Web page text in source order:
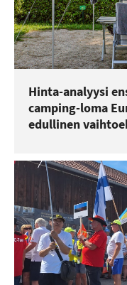
Hinta-analyysi
camping-loma
edullinen